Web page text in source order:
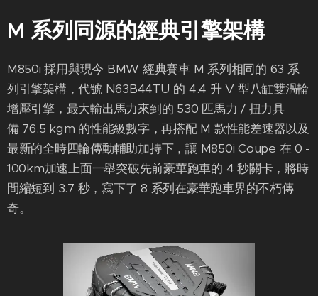
M 系列同源的經典引擎架構
M850i 採用與現今 BMW 經典賽車 M 系列相同的 63 系
列引擎架構，代號 N63B44TU 的 4.4 升 V 型八缸雙渦輪
增壓引擎，最大輸出馬力來到的 530 匹馬力 / 扭力具
備 76.5 kgm 的性能級數字，再搭配 M 款性能差速器以及
最新的全時四輪傳動輔助加持下，讓 M850i Coupe 在 0 -
100km加速上面一舉突破先前豪華跑車的 4 秒關卡，將時
間縮短到 3.7 秒，寫下了 8 系列在豪華跑車界的不朽傳
奇。